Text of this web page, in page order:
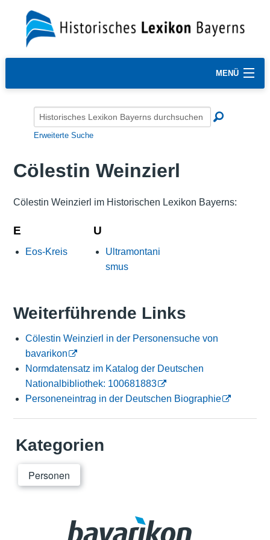
MENÜ
Erweiterte Suche
Cölestin Weinzierl
Cölestin Weinzierl im Historischen Lexikon Bayerns:
E
Eos-Kreis
U
Ultramontani
smus
Weiterführende Links
Cölestin Weinzierl in der Personensuche von
bavarikon
Normdatensatz im Katalog der Deutschen
Nationalbibliothek: 100681883
Personeneintrag in der Deutschen Biographie
Kategorien
Personen